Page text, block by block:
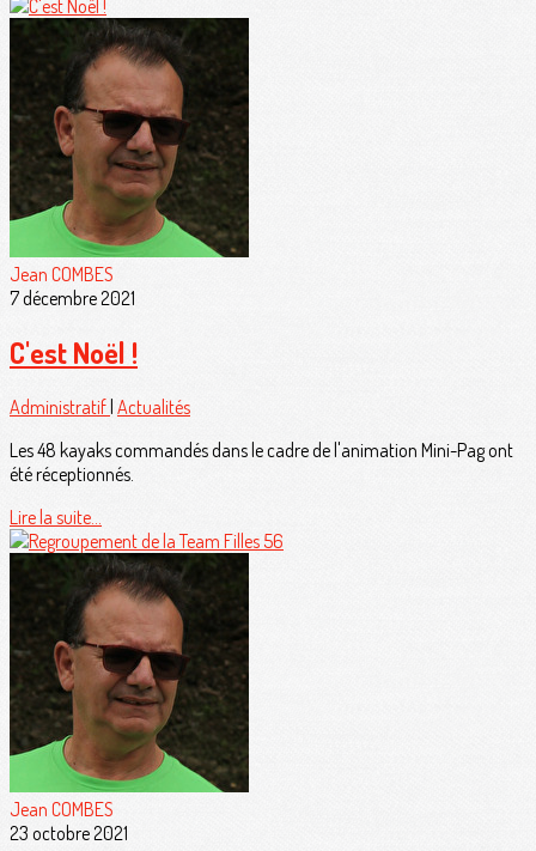
Jean COMBES
7 décembre 2021
C'est Noël !
Administratif | Actualités
Les 48 kayaks commandés dans le cadre de l'animation Mini-Pag ont
été réceptionnés.
Lire la suite...
Jean COMBES
23 octobre 2021